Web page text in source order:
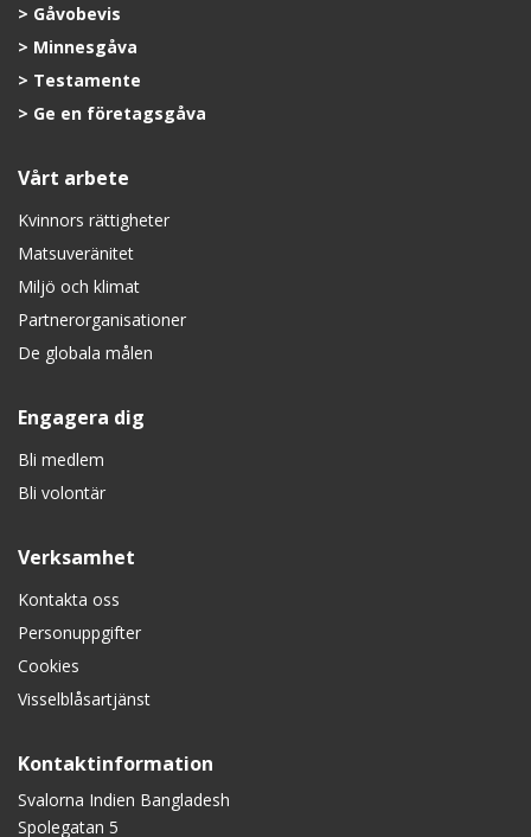
Gåvobevis
Minnesgåva
Testamente
Ge en företagsgåva
Vårt arbete
Kvinnors rättigheter
Matsuveränitet
Miljö och klimat
Partnerorganisationer
De globala målen
Engagera dig
Bli medlem
Bli volontär
Verksamhet
Kontakta oss
Personuppgifter
Cookies
Visselblåsartjänst
Kontaktinformation
Svalorna Indien Bangladesh
Spolegatan 5